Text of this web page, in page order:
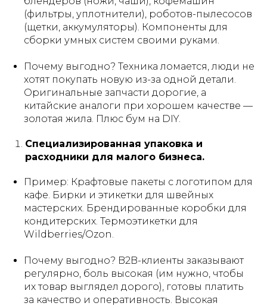
(фильтры, уплотнители), роботов-пылесосов
(щетки, аккумуляторы). Компоненты для
сборки умных систем своими руками.
Почему выгодно? Техника ломается, люди не
хотят покупать новую из-за одной детали.
Оригинальные запчасти дорогие, а
китайские аналоги при хорошем качестве —
золотая жила. Плюс бум на DIY.
Специализированная упаковка и
расходники для малого бизнеса.
Пример: Крафтовые пакеты с логотипом для
кафе. Бирки и этикетки для швейных
мастерских. Брендированные коробки для
кондитерских. Термоэтикетки для
Wildberries/Ozon.
Почему выгодно? B2B-клиенты заказывают
регулярно, боль высокая (им нужно, чтобы
их товар выглядел дорого), готовы платить
за качество и оперативность. Высокая